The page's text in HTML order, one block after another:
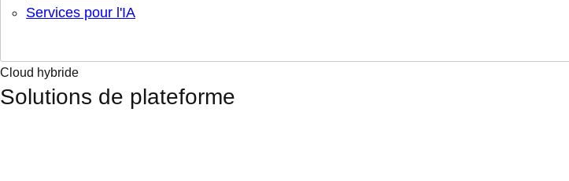
Services pour l'IA
Cloud hybride
Solutions de plateforme